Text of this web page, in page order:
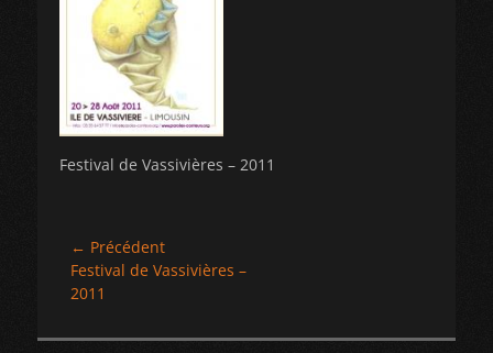
Festival de Vassivières – 2011
Navigation
de
l’article
← Précédent
Article
précédent :
Festival de Vassivières –
2011